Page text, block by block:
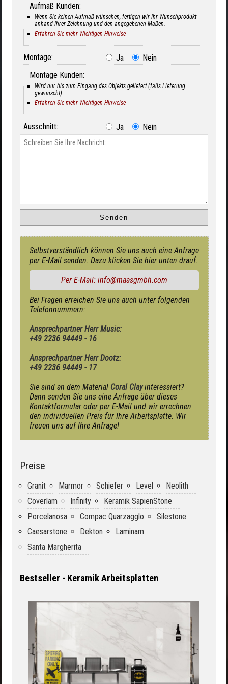
Aufmaß Kunden:
Wenn Sie keinen Aufmaß wünschen, fertigen wir Ihr Wunschprodukt
anhand Ihrer Zeichnung und den angegebenen Maßen.
Erfahren Sie mehr Wichtigen Hinweise
Montage: Ja
Nein
Montage Kunden:
Wird nur bis zum Eingang des Objekts geliefert (falls Lieferung
gewünscht)
Erfahren Sie mehr Wichtigen Hinweise
Ausschnitt: Ja Nein
Selbstverständlich können Sie uns auch eine Anfrage
per E-Mail senden. Dazu klicken Sie hier unten drauf.
Per E-Mail: info@maasgmbh.com
Bei Fragen erreichen Sie uns auch unter folgenden
Telefonnummern:
Ansprechpartner Herr Music:
+49 2236 94449 - 16
Ansprechpartner Herr Dootz:
+49 2236 94449 - 17
Sie sind an dem Material Coral Clayinteressiert?
Dann senden Sie uns eine Anfrage über dieses
Kontaktformular oder per E-Mail und wir errechnen
den individuellen Preis für Ihre Arbeitsplatte. Wir
freuen uns auf Ihre Anfrage!
Preise
Granit Marmor Schiefer Level
Neolith
Coverlam
Infinity
Keramik SapienStone
Porcelanosa
Compac Quarzagglo
Silestone
Caesarstone
Dekton
Laminam
Santa Margherita
Bestseller - Keramik Arbeitsplatten